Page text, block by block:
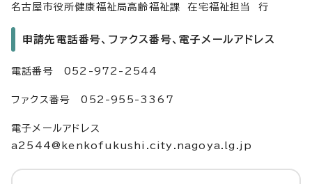
名古屋市役所健康福祉局高齢福祉課 在宅福祉担当 行
申請先電話番号、ファクス番号、電子メールアドレス
電話番号 052-972-2544
ファクス番号 052-955-3367
電子メールアドレス
a2544@kenkofukushi.city.nagoya.lg.jp